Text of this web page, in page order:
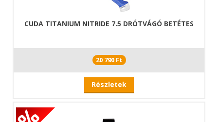
CUDA TITANIUM NITRIDE 7.5 DRÓTVÁGÓ BETÉTES
20 790 Ft
Részletek